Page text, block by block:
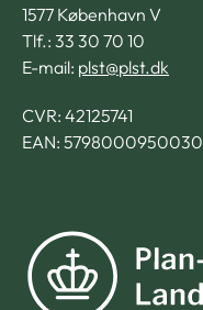
1577 København V
Tlf.: 33 30 70 10
E-mail: plst@plst.dk
CVR: 42125741
EAN: 5798000950030